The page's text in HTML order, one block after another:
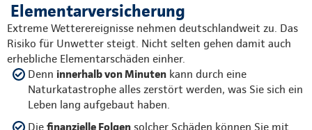
Elementarversicherung
Extreme Wetterereignisse nehmen deutschlandweit zu. Das
Risiko für Unwetter steigt. Nicht selten gehen damit auch
erhebliche Elementarschäden einher.
Denn innerhalb von Minuten kann durch eine
Naturkatastrophe alles zerstört werden, was Sie sich ein
Leben lang aufgebaut haben.
Die finanzielle Folgen solcher Schäden können Sie mit